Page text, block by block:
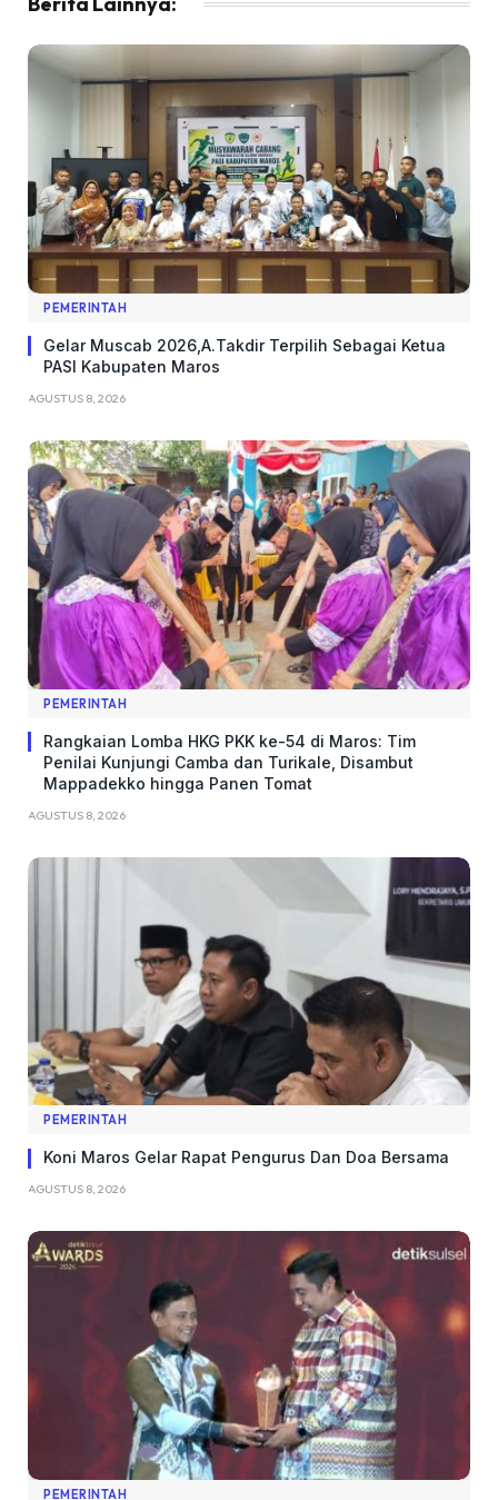
PEMERINTAH
Gelar Muscab 2026,A.Takdir Terpilih Sebagai Ketua
PASI Kabupaten Maros
AGUSTUS 8, 2026
PEMERINTAH
Rangkaian Lomba HKG PKK ke-54 di Maros: Tim
Penilai Kunjungi Camba dan Turikale, Disambut
Mappadekko hingga Panen Tomat
AGUSTUS 8, 2026
PEMERINTAH
Koni Maros Gelar Rapat Pengurus Dan Doa Bersama
AGUSTUS 8, 2026
PEMERINTAH